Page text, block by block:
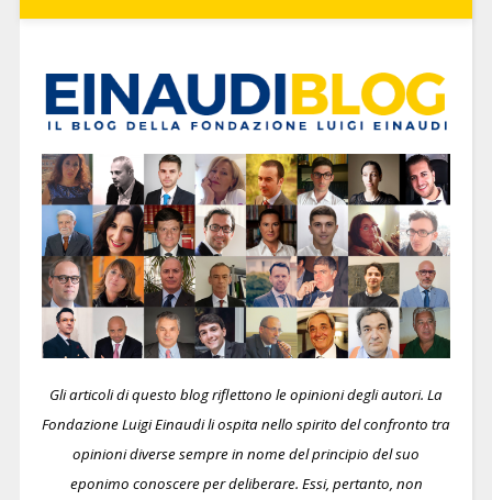
Gli articoli di questo blog riflettono le opinioni degli autori. La
Fondazione Luigi Einaudi li ospita nello spirito del confronto tra
opinioni diverse sempre in nome del principio del suo
eponimo conoscere per deliberare. Essi, pertanto, non